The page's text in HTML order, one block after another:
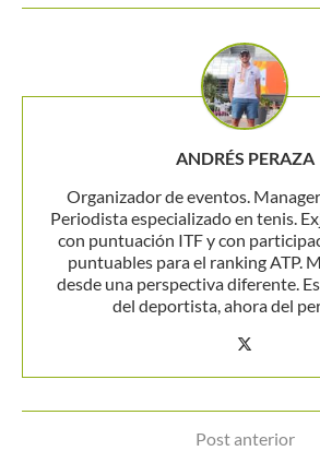
ANDRÉS PERAZA
Organizador de eventos.
Periodista especializado en tenis.
con puntuación ITF y con
puntuables para el ranking ATP.
desde una perspectiva diferente.
del deportista, ahora del
Post anterior